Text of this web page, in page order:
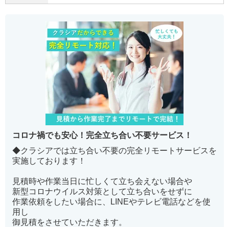
コロナ禍でも安心！完全立ち合い不要サービス！
◆クラシアでは立ち合い不要の完全リモートサービスを
実施しております！
見積時や作業当日に忙しくて立ち会えない場合や
新型コロナウイルス対策として立ち合いをせずに
作業依頼をしたい場合に、LINEやテレビ電話などを使
用し
御見積をさせていただきます。